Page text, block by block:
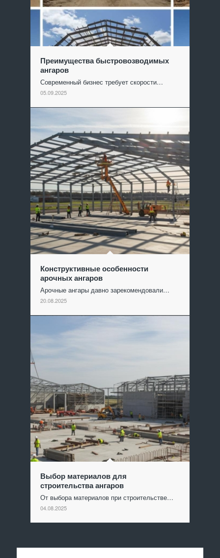
Преимущества быстровозводимых
ангаров
Современный бизнес требует скорости…
05.09.2025
Конструктивные особенности
арочных ангаров
Арочные ангары давно зарекомендовали…
20.08.2025
Выбор материалов для
строительства ангаров
От выбора материалов при строительстве…
04.08.2025